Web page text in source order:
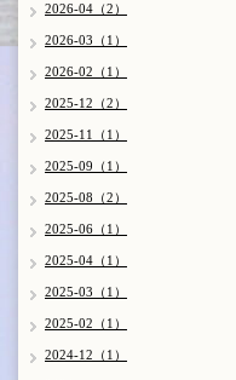
2026-04（2）
2026-03（1）
2026-02（1）
2025-12（2）
2025-11（1）
2025-09（1）
2025-08（2）
2025-06（1）
2025-04（1）
2025-03（1）
2025-02（1）
2024-12（1）